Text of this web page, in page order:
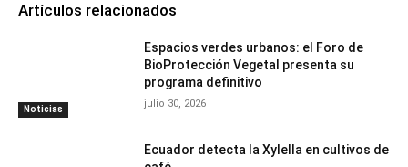
Artículos relacionados
Noticias
Espacios verdes urbanos: el Foro de
BioProtección Vegetal presenta su
programa definitivo
julio 30, 2026
Ecuador detecta la Xylella en cultivos de